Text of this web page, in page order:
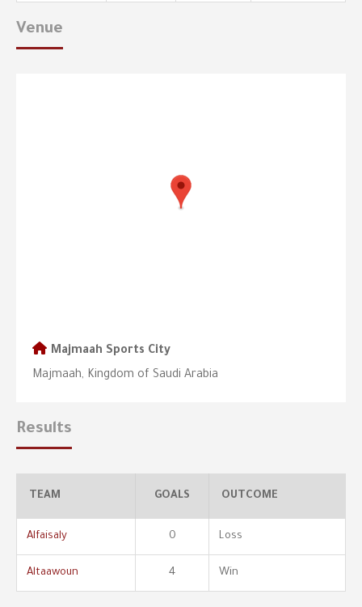
Venue
Majmaah Sports City
Majmaah, Kingdom of Saudi Arabia
Results
TEAM GOALS OUTCOME
Alfaisaly 0 Loss
Altaawoun 4 Win